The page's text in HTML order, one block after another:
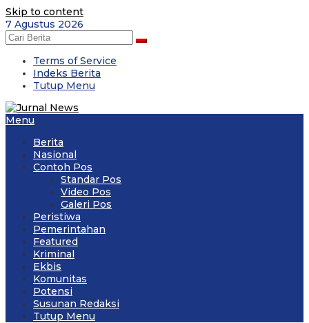
Skip to content
7 Agustus 2026
Terms of Service
Indeks Berita
Tutup Menu
Menu
Berita
Nasional
Contoh Pos
Standar Pos
Video Pos
Galeri Pos
Peristiwa
Pemerintahan
Featured
Kriminal
Ekbis
Komunitas
Potensi
Susunan Redaksi
Tutup Menu